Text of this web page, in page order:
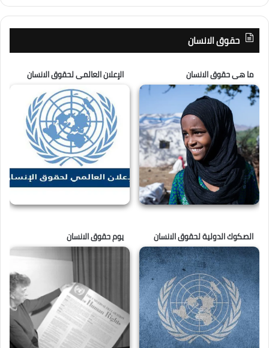
حقوق الانسان
ما هى حقوق الانسان الإعلان العالمى لحقوق الانسان
الصكوك الدولية لحقوق الانسان يوم حقوق الانسان